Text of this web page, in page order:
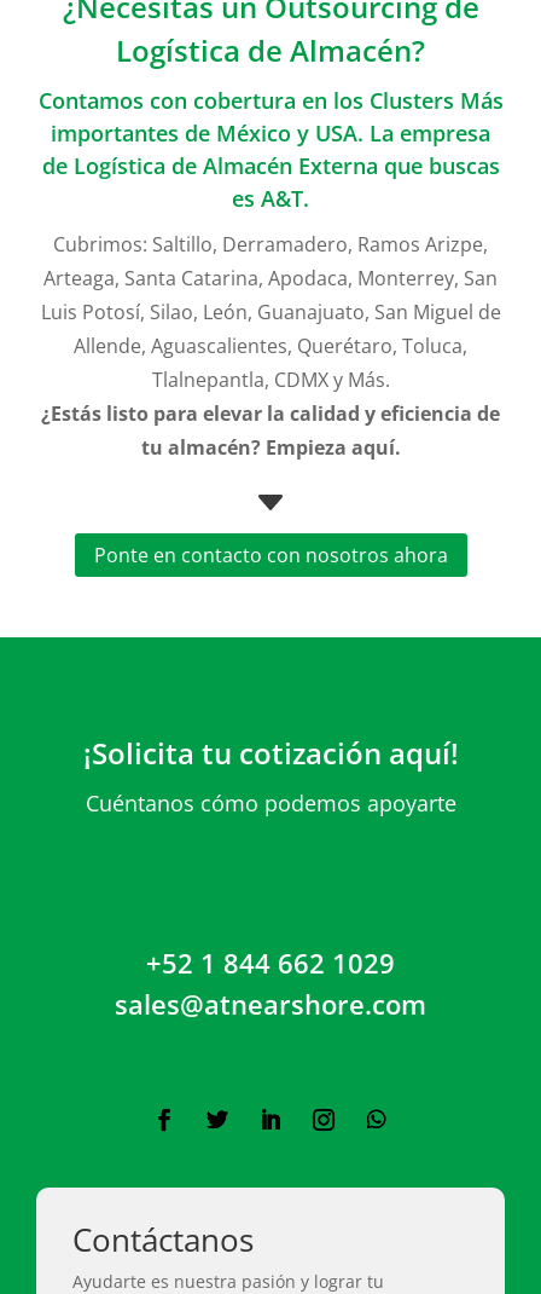
Logística de Almacén?
Contamos con cobertura en los Clusters Más
importantes de México y USA. La empresa
de Logística de Almacén Externa que buscas
es A&T.
Cubrimos: Saltillo, Derramadero, Ramos Arizpe,
Arteaga, Santa Catarina, Apodaca, Monterrey, San
Luis Potosí, Silao, León, Guanajuato, San Miguel de
Allende, Aguascalientes, Querétaro, Toluca,
Tlalnepantla, CDMX y Más.
¿Estás listo para elevar la calidad y eficiencia de
tu almacén? Empieza aquí.
C
Ponte en contacto con nosotros ahora
¡Solicita tu cotización aquí!
Cuéntanos cómo podemos apoyarte
+52 1 844 662 1029
sales@atnearshore.com
Contáctanos
Ayudarte es nuestra pasión y lograr tu